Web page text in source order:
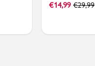
€14,99 €29,99